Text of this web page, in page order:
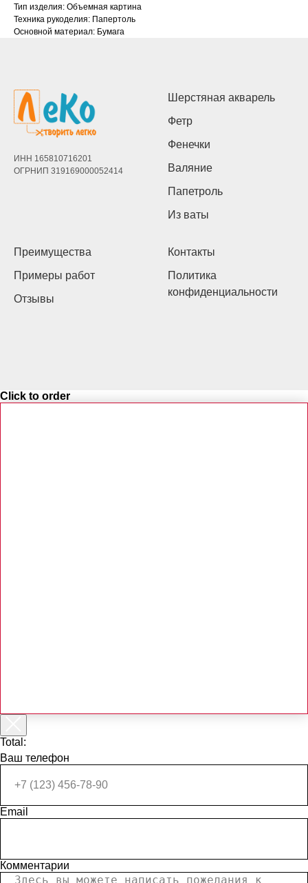
Тип изделия: Объемная картина
Техника рукоделия: Папертоль
Основной материал: Бумага
ИНН 165810716201
ОГРНИП 319169000052414
Шерстяная акварель
Фетр
Фенечки
Валяние
Папетроль
Из ваты
Преимущества
Примеры работ
Отзывы
Контакты
Политика
конфиденциальности
Click to order
Total:
Ваш телефон
Email
Комментарии